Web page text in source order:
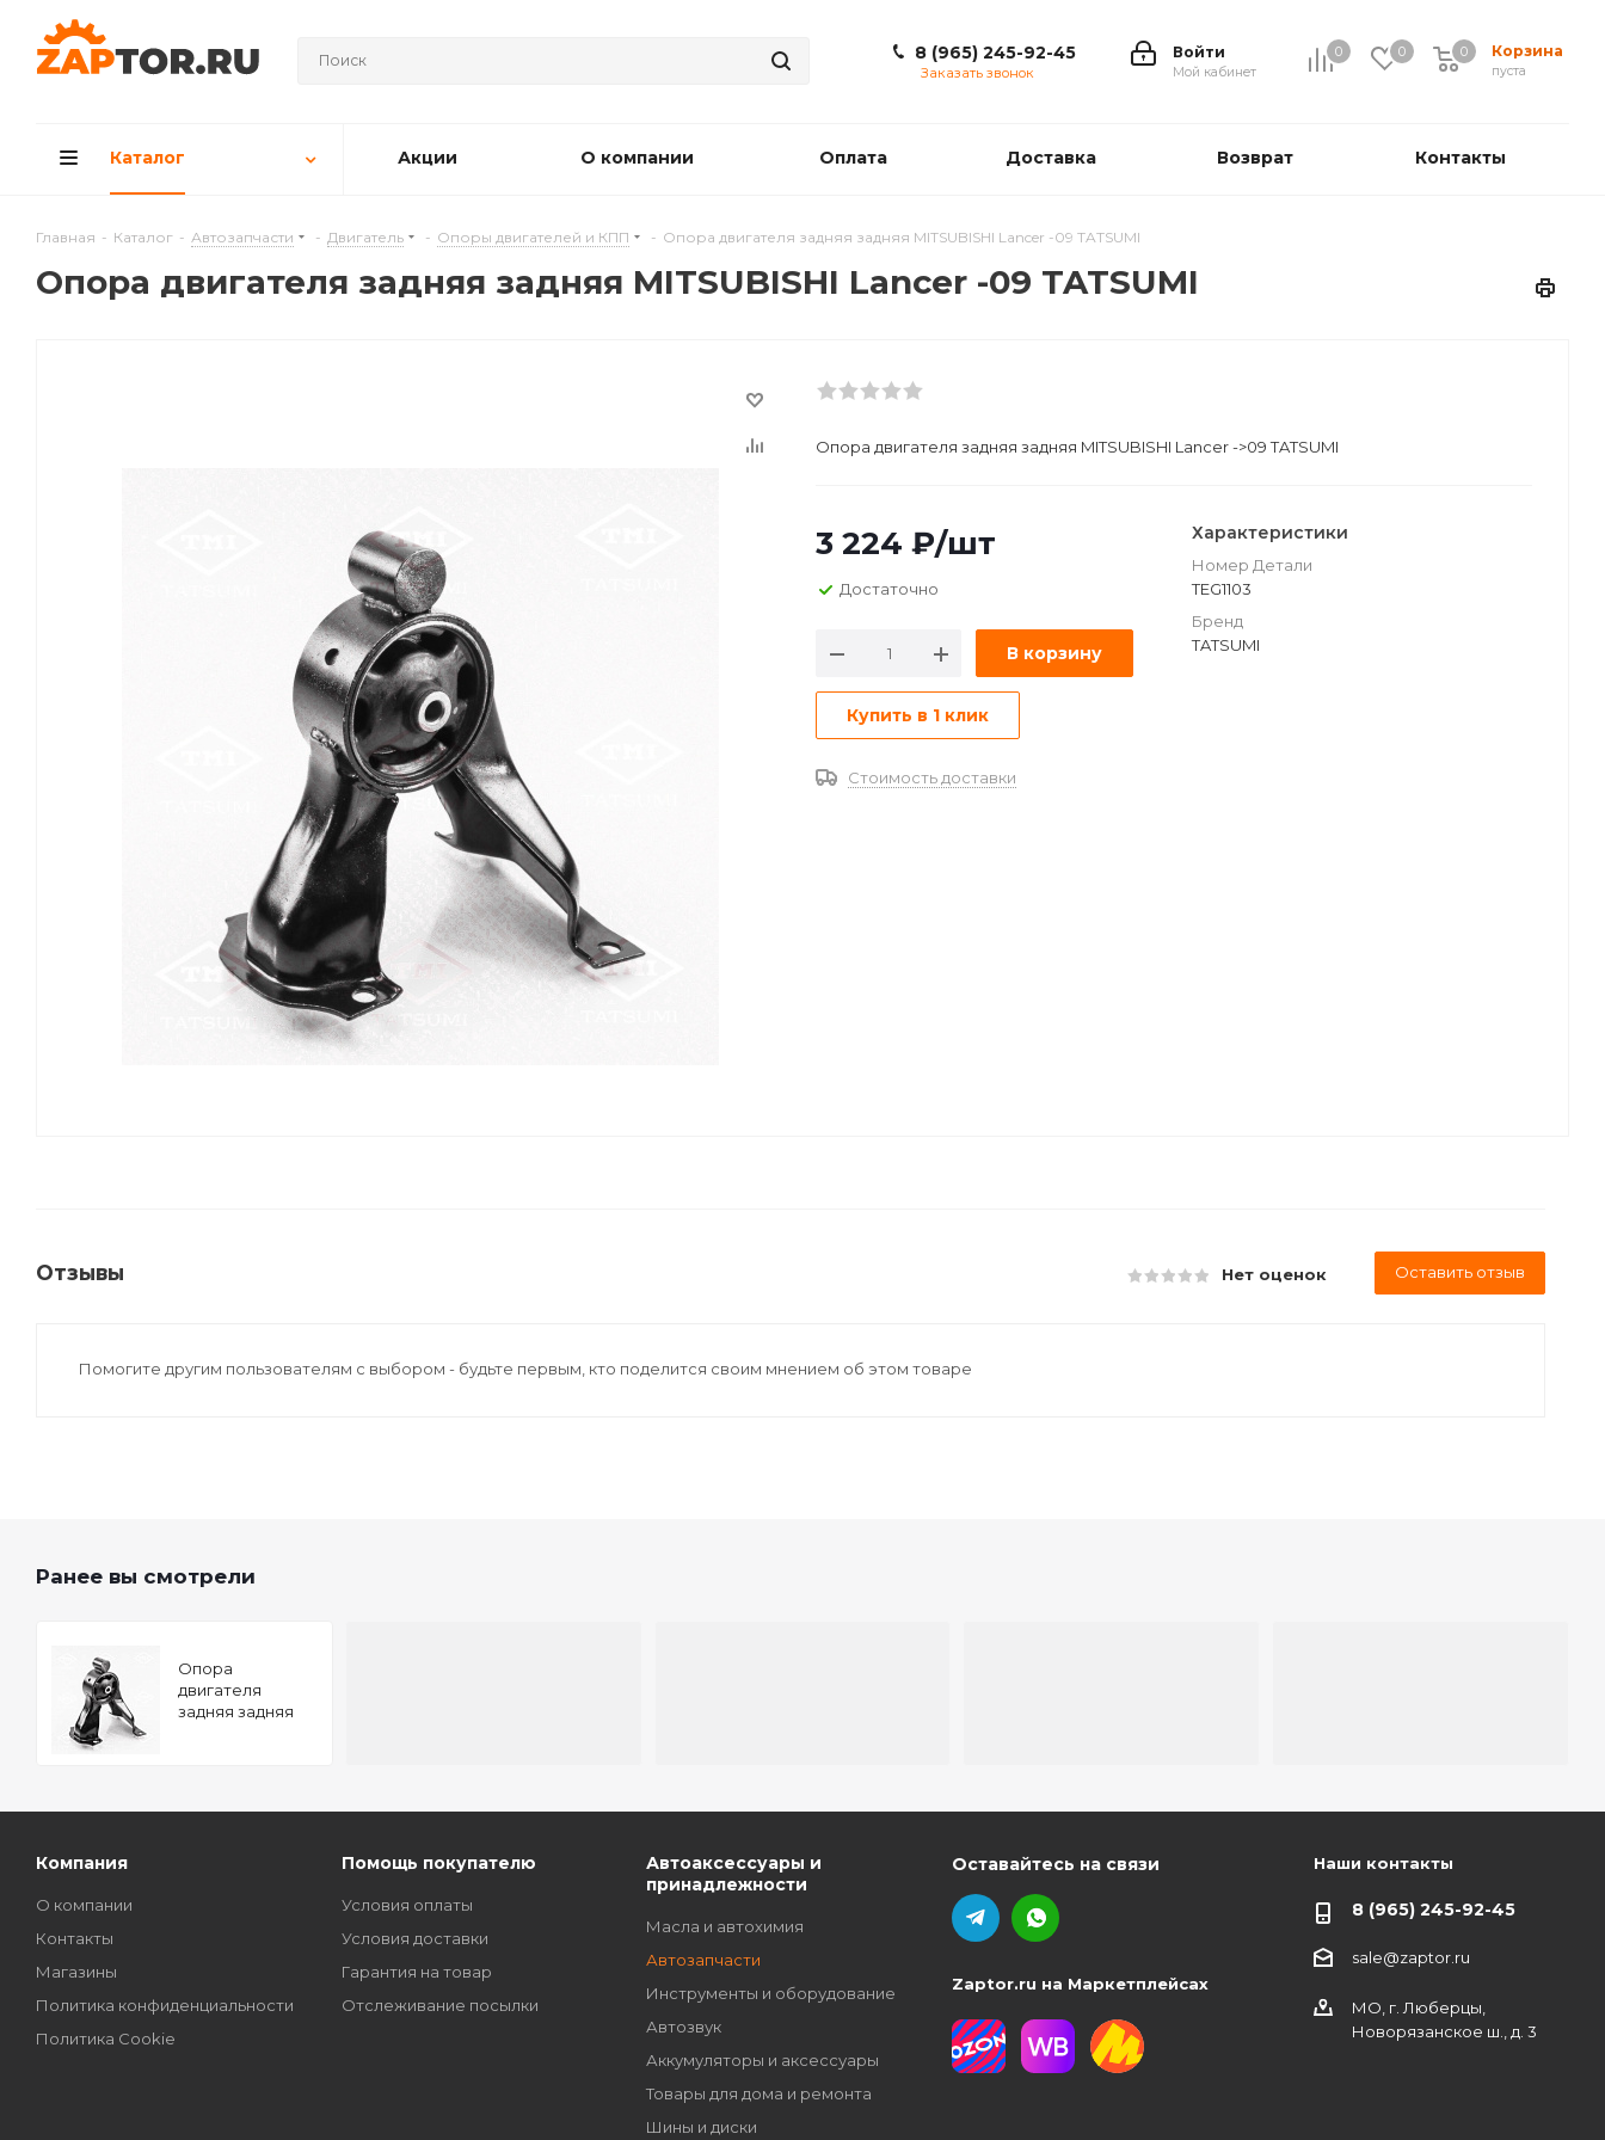
0 0 Корзина
0
пуста
0
Войти
Мой кабинет
8 (965) 245-92-45
Заказать звонок
Каталог Акции О компании Оплата Доставка Возврат Контакты
Главная - Каталог - Автозапчасти - Двигатель - Опоры двигателей и КПП - Опора двигателя задняя задняя MITSUBISHI Lancer -09 TATSUMI
Опора двигателя задняя задняя MITSUBISHI Lancer -09 TATSUMI
Опора двигателя задняя задняя MITSUBISHI Lancer ->09 TATSUMI
3 224 ₽/шт
Достаточно
В корзину
Купить в 1 клик
Стоимость доставки
Характеристики
Номер Детали
TEG1103
Бренд
TATSUMI
Отзывы Нет оценок Оставить отзыв
Помогите другим пользователям с выбором - будьте первым, кто поделится своим мнением об этом товаре
Ранее вы смотрели
Опора
двигателя
задняя задняя
Компания
О компании
Контакты
Магазины
Политика конфиденциальности
Политика Cookie
Помощь покупателю
Условия оплаты
Условия доставки
Гарантия на товар
Отслеживание посылки
Автоаксессуары и
принадлежности
Масла и автохимия
Автозапчасти
Инструменты и оборудование
Автозвук
Аккумуляторы и аксессуары
Товары для дома и ремонта
Шины и диски
Оставайтесь на связи
Zaptor.ru на Маркетплейсах
Наши контакты
8 (965) 245-92-45
sale@zaptor.ru
МО, г. Люберцы,
Новорязанское ш., д. 3